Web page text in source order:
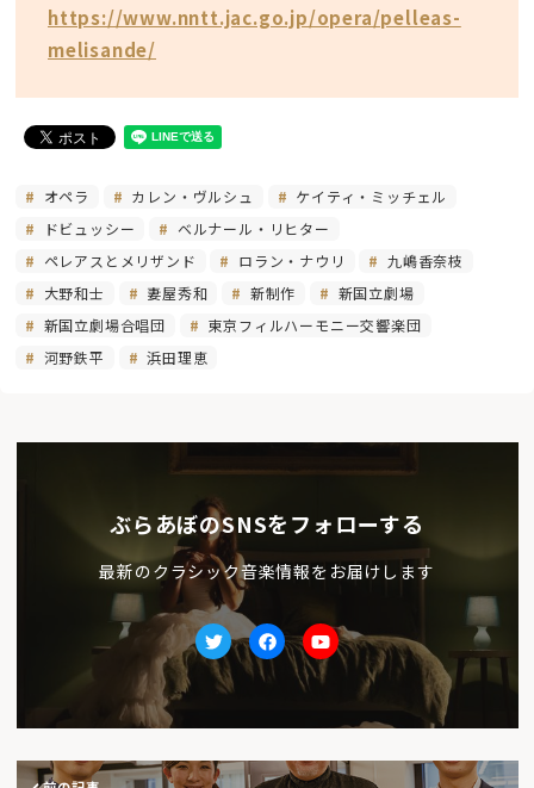
https://www.nntt.jac.go.jp/opera/pelleas-
melisande/
オペラ カレン・ヴルシュ
ケイティ・ミッチェル
ドビュッシー
ベルナール・リヒター
ペレアスとメリザンド
ロラン・ナウリ
九嶋香奈枝
大野和士
妻屋秀和 新制作
新国立劇場
新国立劇場合唱団
東京フィルハーモニー交響楽団
河野鉄平
浜田理恵
ぶらあぼのSNSをフォローする
最新のクラシック音楽情報をお届けします
TwitterfacebookYoutube